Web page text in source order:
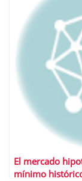
El mercado
mínimo